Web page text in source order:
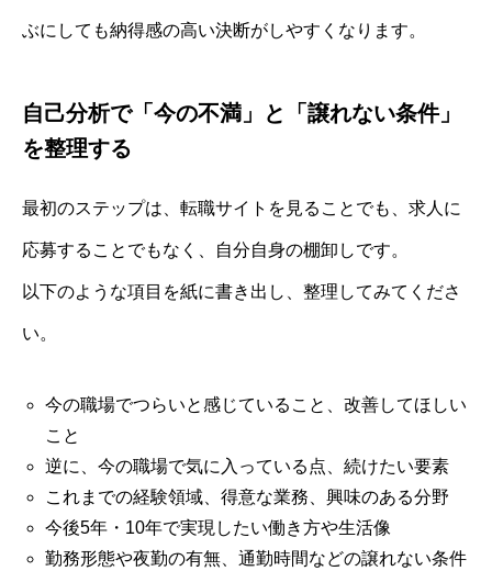
ぶにしても納得感の高い決断がしやすくなります。
自己分析で「今の不満」と「譲れない条件」
を整理する
最初のステップは、転職サイトを見ることでも、求人に
応募することでもなく、自分自身の棚卸しです。
以下のような項目を紙に書き出し、整理してみてくださ
い。
今の職場でつらいと感じていること、改善してほしい
こと
逆に、今の職場で気に入っている点、続けたい要素
これまでの経験領域、得意な業務、興味のある分野
今後5年・10年で実現したい働き方や生活像
勤務形態や夜勤の有無、通勤時間などの譲れない条件